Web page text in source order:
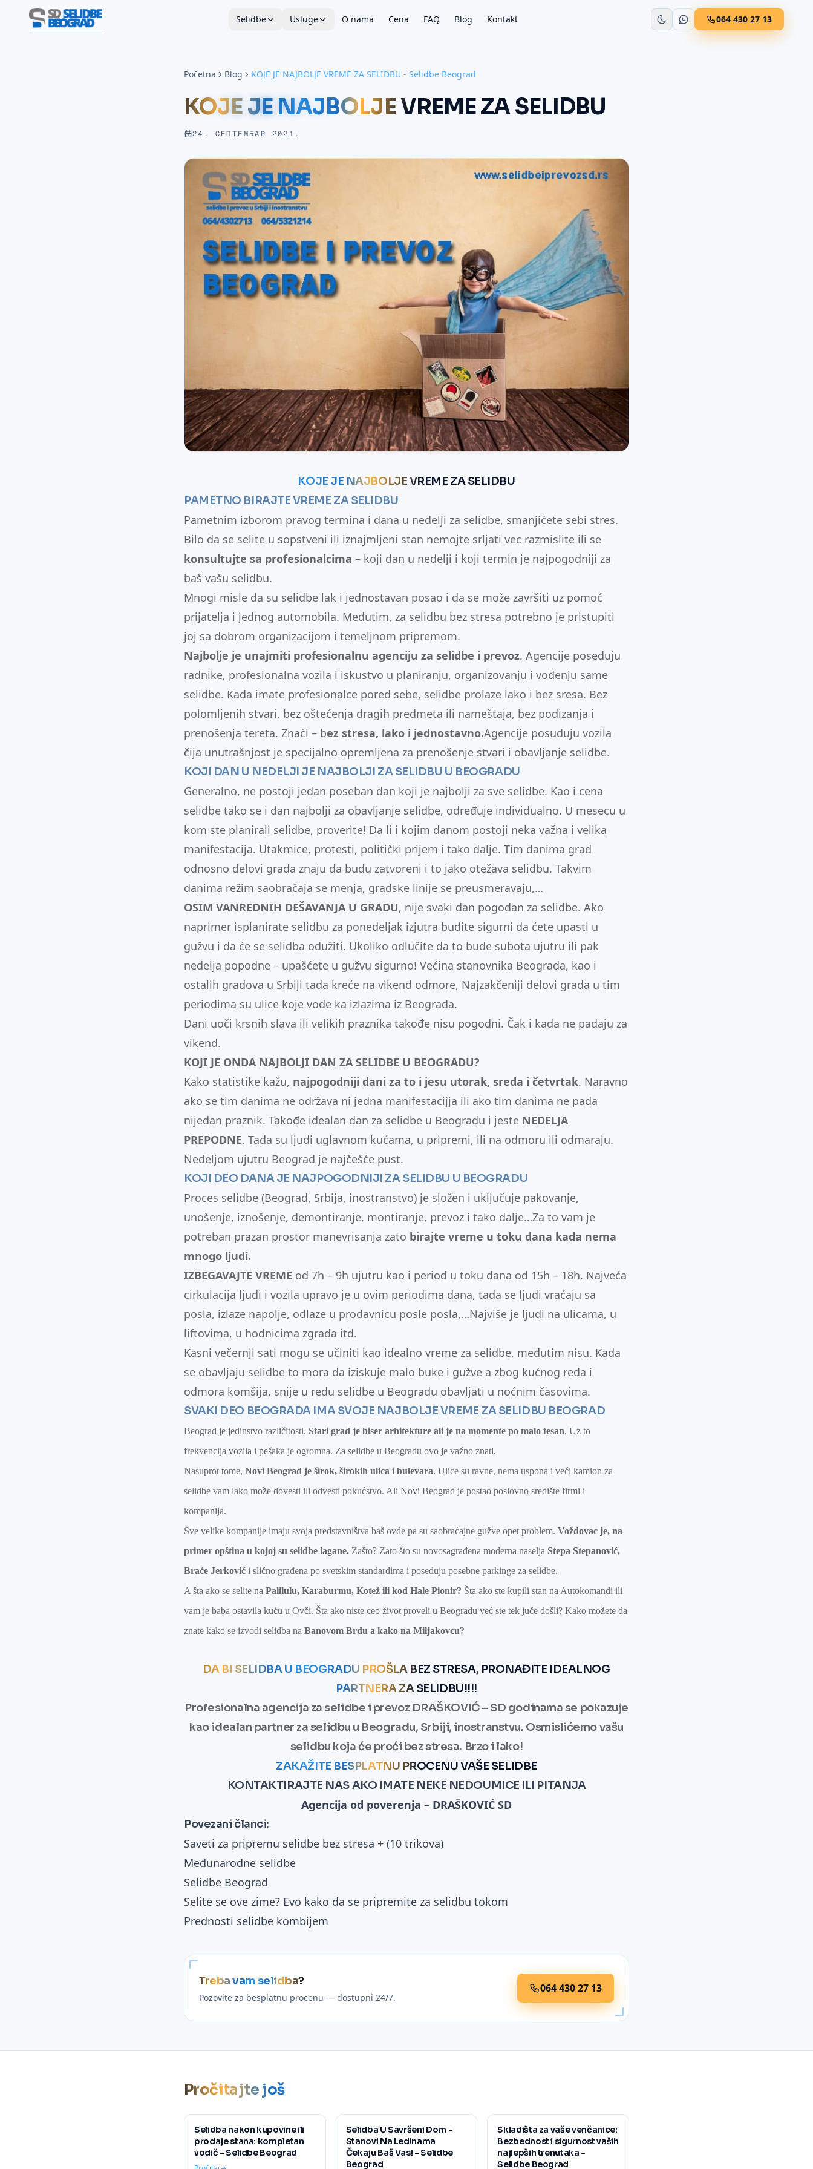
Selidbe Usluge O nama Cena FAQ Blog Kontakt 064 430 27 13
Početna Blog KOJE JE NAJBOLJE VREME ZA SELIDBU - Selidbe Beograd
KOJE JE NAJBOLJE VREME ZA SELIDBU
24. СЕПТЕМБАР 2021.
KOJE JE NAJBOLJE VREME ZA SELIDBU
PAMETNO BIRAJTE VREME ZA SELIDBU
Pametnim izborom pravog termina i dana u nedelji za selidbe, smanjićete sebi stres.
Bilo da se selite u sopstveni ili iznajmljeni stan nemojte srljati vec razmislite ili se
konsultujte sa profesionalcima – koji dan u nedelji i koji termin je najpogodniji za
baš vašu selidbu.
Mnogi misle da su selidbe lak i jednostavan posao i da se može završiti uz pomoć
prijatelja i jednog automobila. Međutim, za selidbu bez stresa potrebno je pristupiti
joj sa dobrom organizacijom i temeljnom pripremom.
Najbolje je unajmiti profesionalnu agenciju za selidbe i prevoz. Agencije poseduju
radnike, profesionalna vozila i iskustvo u planiranju, organizovanju i vođenju same
selidbe. Kada imate profesionalce pored sebe, selidbe prolaze lako i bez sresa. Bez
polomljenih stvari, bez oštećenja dragih predmeta ili nameštaja, bez podizanja i
prenošenja tereta. Znači – bez stresa, lako i jednostavno.Agencije posuduju vozila
čija unutrašnjost je specijalno opremljena za prenošenje stvari i obavljanje selidbe.
KOJI DAN U NEDELJI JE NAJBOLJI ZA SELIDBU U BEOGRADU
Generalno, ne postoji jedan poseban dan koji je najbolji za sve selidbe. Kao i cena
selidbe tako se i dan najbolji za obavljanje selidbe, određuje individualno. U mesecu u
kom ste planirali selidbe, proverite! Da li i kojim danom postoji neka važna i velika
manifestacija. Utakmice, protesti, politički prijem i tako dalje. Tim danima grad
odnosno delovi grada znaju da budu zatvoreni i to jako otežava selidbu. Takvim
danima režim saobračaja se menja, gradske linije se preusmeravaju,…
OSIM VANREDNIH DEŠAVANJA U GRADU, nije svaki dan pogodan za selidbe. Ako
naprimer isplanirate selidbu za ponedeljak izjutra budite sigurni da ćete upasti u
gužvu i da će se selidba odužiti. Ukoliko odlučite da to bude subota ujutru ili pak
nedelja popodne – upašćete u gužvu sigurno! Većina stanovnika Beograda, kao i
ostalih gradova u Srbiji tada kreće na vikend odmore, Najzakčeniji delovi grada u tim
periodima su ulice koje vode ka izlazima iz Beograda.
Dani uoči krsnih slava ili velikih praznika takođe nisu pogodni. Čak i kada ne padaju za
vikend.
KOJI JE ONDA NAJBOLJI DAN ZA SELIDBE U BEOGRADU?
Kako statistike kažu, najpogodniji dani za to i jesu utorak, sreda i četvrtak. Naravno
ako se tim danima ne održava ni jedna manifestacijja ili ako tim danima ne pada
nijedan praznik. Takođe idealan dan za selidbe u Beogradu i jeste NEDELJA
PREPODNE. Tada su ljudi uglavnom kućama, u pripremi, ili na odmoru ili odmaraju.
Nedeljom ujutru Beograd je najčešće pust.
KOJI DEO DANA JE NAJPOGODNIJI ZA SELIDBU U BEOGRADU
Proces selidbe (Beograd, Srbija, inostranstvo) je složen i uključuje pakovanje,
unošenje, iznošenje, demontiranje, montiranje, prevoz i tako dalje…Za to vam je
potreban prazan prostor manevrisanja zato birajte vreme u toku dana kada nema
mnogo ljudi.
IZBEGAVAJTE VREME od 7h – 9h ujutru kao i period u toku dana od 15h – 18h. Najveća
cirkulacija ljudi i vozila upravo je u ovim periodima dana, tada se ljudi vraćaju sa
posla, izlaze napolje, odlaze u prodavnicu posle posla,…Najviše je ljudi na ulicama, u
liftovima, u hodnicima zgrada itd.
Kasni večernji sati mogu se učiniti kao idealno vreme za selidbe, međutim nisu. Kada
se obavljaju selidbe to mora da iziskuje malo buke i gužve a zbog kućnog reda i
odmora komšija, snije u redu selidbe u Beogradu obavljati u noćnim časovima.
SVAKI DEO BEOGRADA IMA SVOJE NAJBOLJE VREME ZA SELIDBU BEOGRAD
Beograd je jedinstvo različitosti. Stari grad je biser arhitekture ali je na momente po malo tesan. Uz to
frekvencija vozila i pešaka je ogromna. Za selidbe u Beogradu ovo je važno znati.
Nasuprot tome, Novi Beograd je širok, širokih ulica i bulevara. Ulice su ravne, nema uspona i veći kamion za
selidbe vam lako može dovesti ili odvesti pokućstvo. Ali Novi Beograd je postao poslovno središte firmi i
kompanija.
Sve velike kompanije imaju svoja predstavništva baš ovde pa su saobraćajne gužve opet problem. Voždovac je, na
primer opština u kojoj su selidbe lagane. Zašto? Zato što su novosagrađena moderna naselja Stepa Stepanović,
Braće Jerković i slično građena po svetskim standardima i poseduju posebne parkinge za selidbe.
A šta ako se selite na Palilulu, Karaburmu, Kotež ili kod Hale Pionir? Šta ako ste kupili stan na Autokomandi ili
vam je baba ostavila kuću u Ovči. Šta ako niste ceo život proveli u Beogradu već ste tek juče došli? Kako možete da
znate kako se izvodi selidba na Banovom Brdu a kako na Miljakovcu?
DA BI SELIDBA U BEOGRADU PROŠLA BEZ STRESA, PRONAĐITE IDEALNOG
PARTNERA ZA SELIDBU!!!!
Profesionalna agencija za selidbe i prevoz DRAŠKOVIĆ – SD godinama se pokazuje
kao idealan partner za selidbu u Beogradu, Srbiji, inostranstvu. Osmislićemo vašu
selidbu koja će proći bez stresa. Brzo i lako!
ZAKAŽITE BESPLATNU PROCENU VAŠE SELIDBE
KONTAKTIRAJTE NAS AKO IMATE NEKE NEDOUMICE ILI PITANJA
Agencija od poverenja – DRAŠKOVIĆ SD
Povezani članci:
Saveti za pripremu selidbe bez stresa + (10 trikova)
Međunarodne selidbe
Selidbe Beograd
Selite se ove zime? Evo kako da se pripremite za selidbu tokom
Prednosti selidbe kombijem
Treba vam selidba?
Pozovite za besplatnu procenu — dostupni 24/7.
064 430 27 13
Pročitajte još
Selidba nakon kupovine ili
prodaje stana: kompletan
vodič - Selidbe Beograd
Selidba U Savršeni Dom -
Stanovi Na Ledinama
Čekaju Baš Vas! - Selidbe
Beograd
Skladišta za vaše venčanice:
Bezbednost i sigurnost vaših
najlepših trenutaka -
Selidbe Beograd